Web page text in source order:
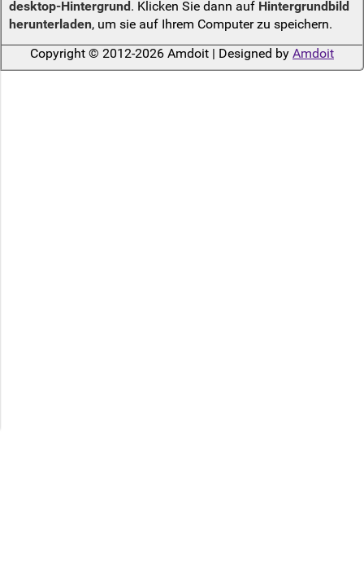
desktop-Hintergrund . Klicken Sie dann auf Hintergrundbild
herunterladen, um sie auf Ihrem Computer zu speichern.
Copyright © 2012-2026 Amdoit | Designed by Amdoit